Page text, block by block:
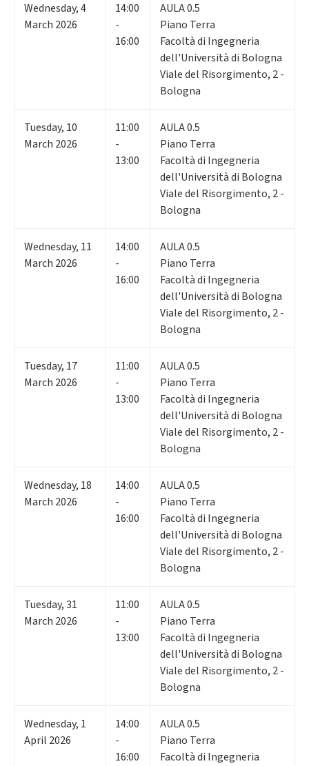
Wednesday,4
March 2026
14:00
-
16:00
AULA 0.5
Piano Terra
Facoltà di Ingegneria
dell'Università di Bologna
Viale del Risorgimento, 2 -
Bologna
Tuesday, 10
March 2026
11:00
-
13:00
AULA 0.5
Piano Terra
Facoltà di Ingegneria
dell'Università di Bologna
Viale del Risorgimento, 2 -
Bologna
Wednesday, 11
March 2026
14:00
-
16:00
AULA 0.5
Piano Terra
Facoltà di Ingegneria
dell'Università di Bologna
Viale del Risorgimento, 2 -
Bologna
Tuesday, 17
March 2026
11:00
-
13:00
AULA 0.5
Piano Terra
Facoltà di Ingegneria
dell'Università di Bologna
Viale del Risorgimento, 2 -
Bologna
Wednesday, 18
March 2026
14:00
-
16:00
AULA 0.5
Piano Terra
Facoltà di Ingegneria
dell'Università di Bologna
Viale del Risorgimento, 2 -
Bologna
Tuesday,31
March 2026
11:00
-
13:00
AULA 0.5
Piano Terra
Facoltà di Ingegneria
dell'Università di Bologna
Viale del Risorgimento, 2 -
Bologna
Wednesday, 1
April 2026
14:00
-
16:00
AULA 0.5
Piano Terra
Facoltà di Ingegneria